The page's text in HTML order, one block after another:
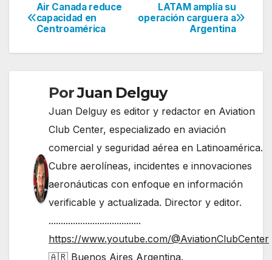
Navegación
de
LATAM amplía su
operación carguera a
Argentina
Air Canada reduce
capacidad en
Centroamérica
PorJuan Delguy
Juan Delguy es editor y redactor en Aviation
Club Center, especializado en aviación
comercial y seguridad aérea en Latinoamérica.
Cubre aerolíneas, incidentes e innovaciones
aeronáuticas con enfoque en información
verificable y actualizada. Director y editor.
......................................
https://www.youtube.com/@AviationClubCenter
🇦🇷 Buenos Aires Argentina.